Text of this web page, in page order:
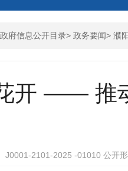
府信息公开目录> 政务要闻> 濮
开 —— 推
J0001-2101-2025 -01010 公